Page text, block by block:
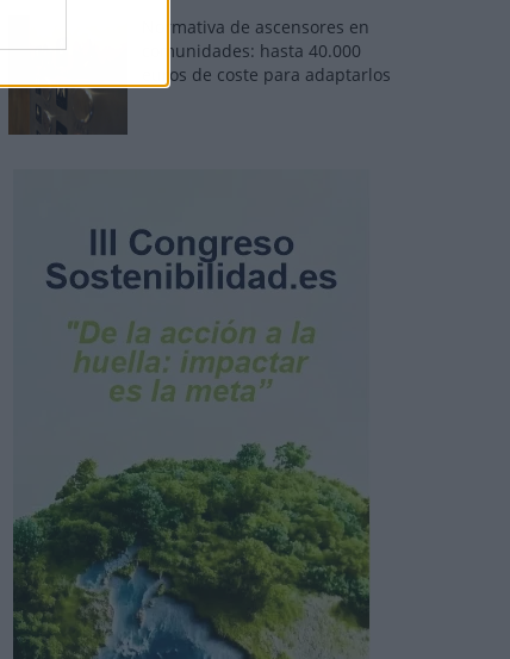
Normativa de ascensores en
comunidades: hasta 40.000
euros de coste para adaptarlos